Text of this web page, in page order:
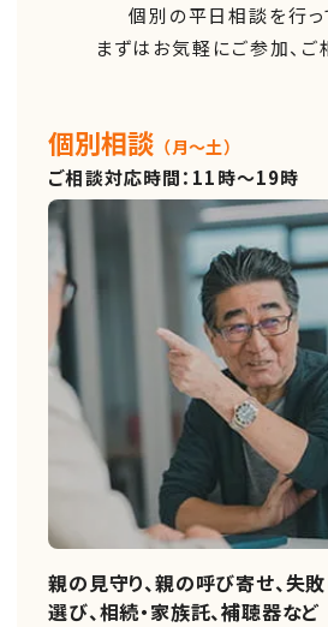
個別の平日相談を行っ
まずはお気軽にご参加、ご
個別相談 （月～土）
ご相談対応時間：11時～19時
親の見守り、親の呼び寄せ、失
選び、相続・家族託、補聴器など